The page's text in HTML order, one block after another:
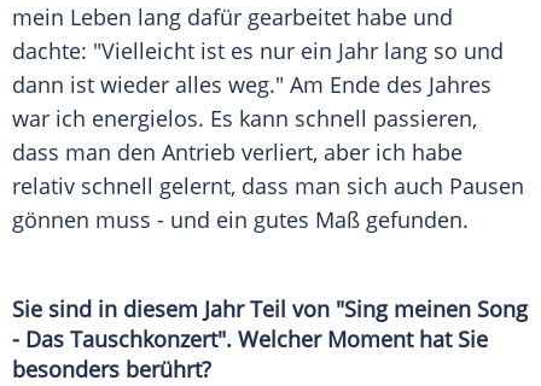
mein Leben lang dafür gearbeitet habe und
dachte: "Vielleicht ist es nur ein Jahr lang so und
dann ist wieder alles weg." Am Ende des Jahres
war ich energielos. Es kann schnell passieren,
dass man den Antrieb verliert, aber ich habe
relativ schnell gelernt, dass man sich auch Pausen
gönnen muss - und ein gutes Maß gefunden.
Sie sind in diesem Jahr Teil von "Sing meinen Song
- Das Tauschkonzert". Welcher Moment hat Sie
besonders berührt?